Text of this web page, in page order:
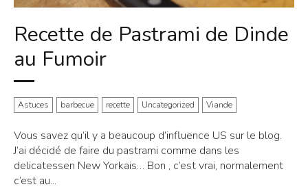
Recette de Pastrami de Dinde
au Fumoir
Astuces barbecue recette Uncategorized Viande
Vous savez qu’il y a beaucoup d’influence US sur le blog.
J’ai décidé de faire du pastrami comme dans les
delicatessen New Yorkais… Bon , c’est vrai, normalement
c’est au...